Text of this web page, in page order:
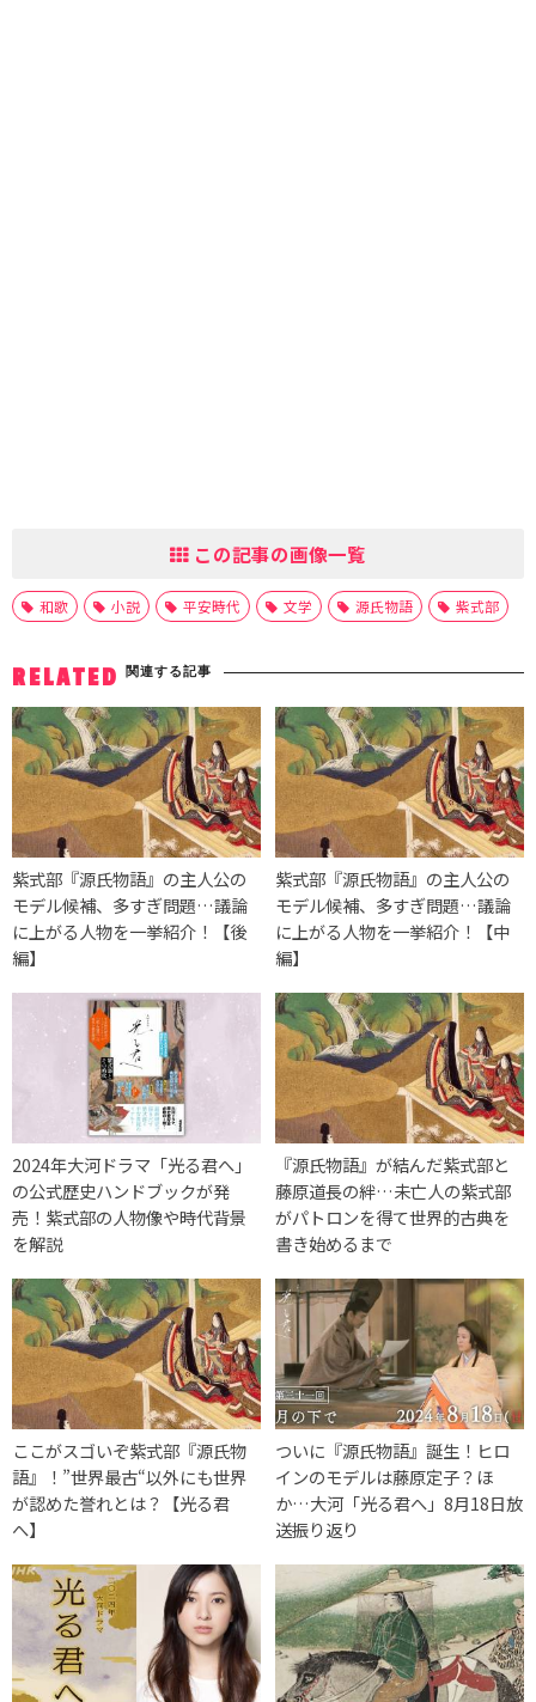
この記事の画像一覧
和歌 小説 平安時代 文学 源氏物語 紫式部
RELATED 関連する記事
紫式部『源氏物語』の主人公の
モデル候補、多すぎ問題…議論
に上がる人物を一挙紹介！【後
編】
紫式部『源氏物語』の主人公の
モデル候補、多すぎ問題…議論
に上がる人物を一挙紹介！【中
編】
2024年大河ドラマ「光る君へ」
の公式歴史ハンドブックが発
売！紫式部の人物像や時代背景
を解説
『源氏物語』が結んだ紫式部と
藤原道長の絆…未亡人の紫式部
がパトロンを得て世界的古典を
書き始めるまで
ここがスゴいぞ紫式部『源氏物
語』！”世界最古“以外にも世界
が認めた誉れとは？【光る君
へ】
ついに『源氏物語』誕生！ヒロ
インのモデルは藤原定子？ほ
か…大河「光る君へ」8月18日放
送振り返り